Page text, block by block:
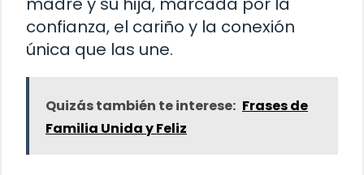
confianza, el cariño y la conexión
única que las une.
Quizás también te interese: Frases de
Familia Unida y Feliz